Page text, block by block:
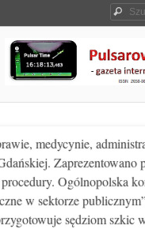
medycynie,
Ogólnopolska
w sektorze
sędziom szkic